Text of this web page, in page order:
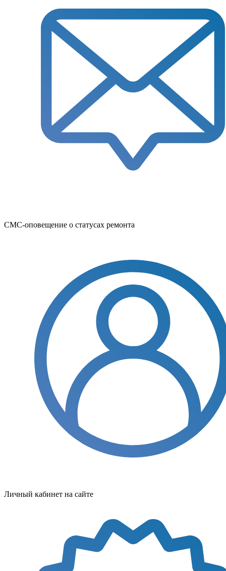
СМС-оповещение о статусах ремонта
Личный кабинет на сайте